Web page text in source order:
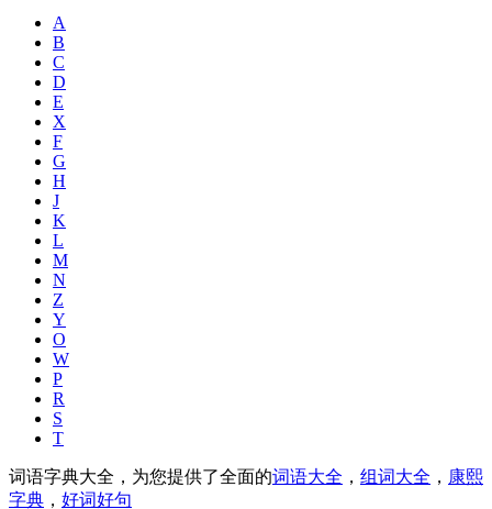
A
B
C
D
E
X
F
G
H
J
K
L
M
N
Z
Y
O
W
P
R
S
T
词语字典大全，为您提供了全面的词语大全 ， 组词大全 ， 康熙
字典 ， 好词好句